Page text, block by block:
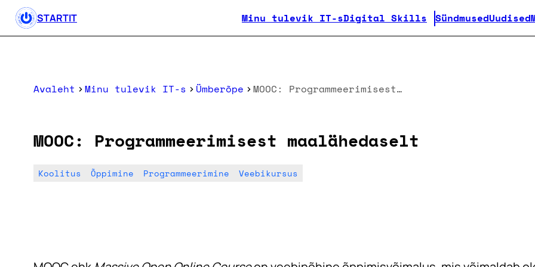
STARTIT Minu tulevik IT-sDigital Skills SündmusedUudised
Avaleht Minu tulevik IT-s Ümberõpe MOOC: Programmeerimisest maalähedaselt
MOOC: Programmeerimisest maalähedaselt
Koolitus Õppimine Programmeerimine Veebikursus